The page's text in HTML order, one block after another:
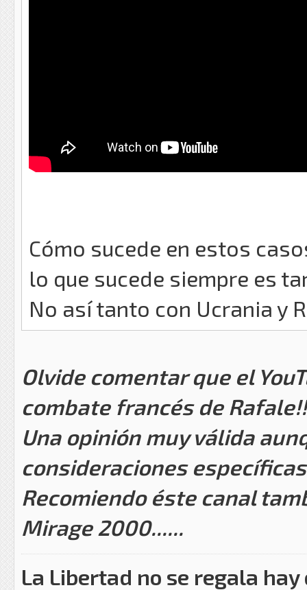
Cómo sucede en estos
lo que sucede siempre es
No así tanto con Ucrania y
Olvide comentar que el
combate francés de Rafale!!
Una opinión muy válida
consideraciones
Recomiendo éste canal
Mirage 2000......
La Libertad no se regala